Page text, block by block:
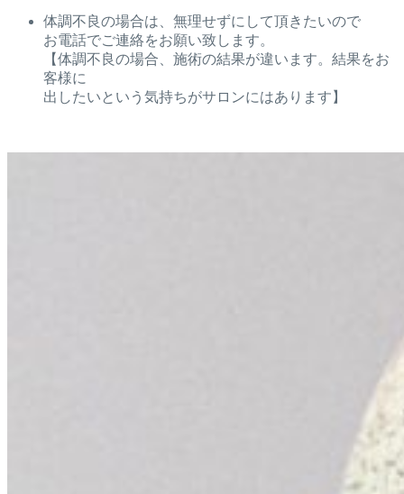
体調不良の場合は、無理せずにして頂きたいので
お電話でご連絡をお願い致します。
【体調不良の場合、施術の結果が違います。結果をお
客様に
出したいという気持ちがサロンにはあります】